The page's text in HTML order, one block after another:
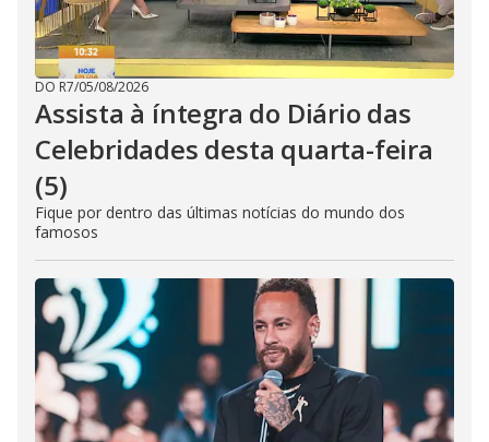
DO R7/05/08/2026
Assista à íntegra do Diário das
Celebridades desta quarta-feira
(5)
Fique por dentro das últimas notícias do mundo dos
famosos